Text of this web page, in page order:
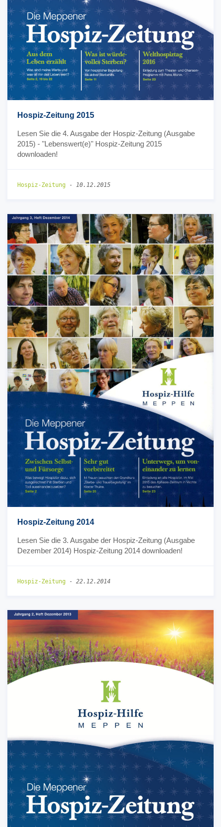
Hospiz-Zeitung 2015
Lesen Sie die 4. Ausgabe der Hospiz-Zeitung (Ausgabe
2015) - "Lebenswert(e)" Hospiz-Zeitung 2015
downloaden!
Hospiz-Zeitung - 10.12.2015
Hospiz-Zeitung 2014
Lesen Sie die 3. Ausgabe der Hospiz-Zeitung (Ausgabe
Dezember 2014) Hospiz-Zeitung 2014 downloaden!
Hospiz-Zeitung - 22.12.2014